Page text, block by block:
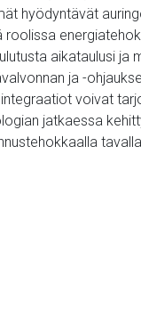
hyödyntävät
aikataulusi ja
ja -
voivat
jatkaessa